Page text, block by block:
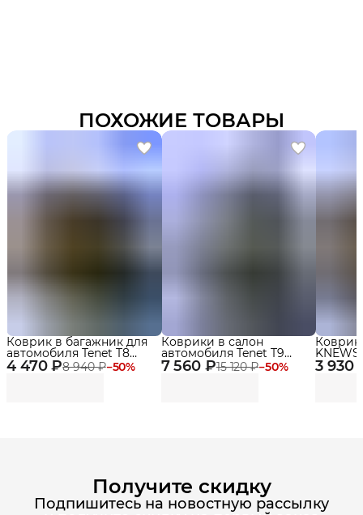
ПОХОЖИЕ ТОВАРЫ
4 470 ₽8 940 ₽−50%
Коврик в багажник для
автомобиля Tenet T8
(2018-2022) 7 560 ₽15 120 ₽−50%
Коврики в салон
автомобиля Tenet T9
(2024-2025) Premium с
бортиками Эва, Eva
3 930
Коврик
Получите скидку
Подпишитесь на новостную рассылку